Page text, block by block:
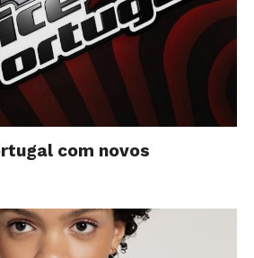
com novos